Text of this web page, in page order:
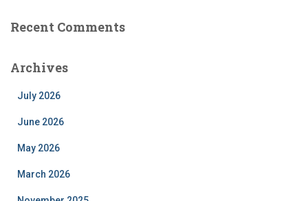
Recent Comments
Archives
July 2026
June 2026
May 2026
March 2026